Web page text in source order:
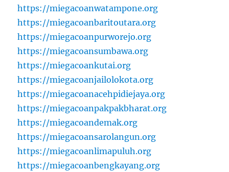
https://miegacoanwatampone.org
https://miegacoanbaritoutara.org
https://miegacoanpurworejo.org
https://miegacoansumbawa.org
https://miegacoankutai.org
https://miegacoanjailolokota.org
https://miegacoanacehpidiejaya.org
https://miegacoanpakpakbharat.org
https://miegacoandemak.org
https://miegacoansarolangun.org
https://miegacoanlimapuluh.org
https://miegacoanbengkayang.org